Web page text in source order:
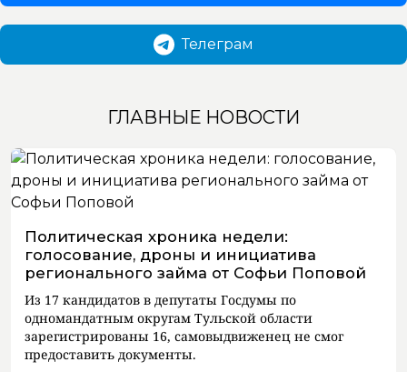
Телеграм
ГЛАВНЫЕ НОВОСТИ
Политическая хроника недели:
голосование, дроны и инициатива
регионального займа от Софьи Поповой
Из 17 кандидатов в депутаты Госдумы по
одномандатным округам Тульской области
зарегистрированы 16, самовыдвиженец не смог
предоставить документы.